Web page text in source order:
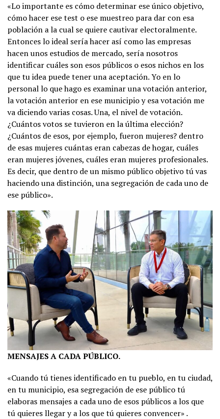
«Lo importante es cómo determinar ese único objetivo,
cómo hacer ese test o ese muestreo para dar con esa
población a la cual se quiere cautivar electoralmente.
Entonces lo ideal sería hacer así como las empresas
hacen unos estudios de mercado, sería nosotros
identificar cuáles son esos públicos o esos nichos en los
que tu idea puede tener una aceptación. Yo en lo
personal lo que hago es examinar una votación anterior,
la votación anterior en ese municipio y esa votación me
va diciendo varias cosas. Una, el nivel de votación.
¿Cuántos votos se tuvieron en la última elección?
¿Cuántos de esos, por ejemplo, fueron mujeres? dentro
de esas mujeres cuántas eran cabezas de hogar, cuáles
eran mujeres jóvenes, cuáles eran mujeres profesionales.
Es decir, que dentro de un mismo público objetivo tú vas
haciendo una distinción, una segregación de cada uno de
ese público».
MENSAJES A CADA PÚBLICO.
«Cuando tú tienes identificado en tu pueblo, en tu ciudad,
en tu municipio, esa segregación de ese público tú
elaboras mensajes a cada uno de esos públicos a los que
tú quieres llegar y a los que tú quieres convencer» .